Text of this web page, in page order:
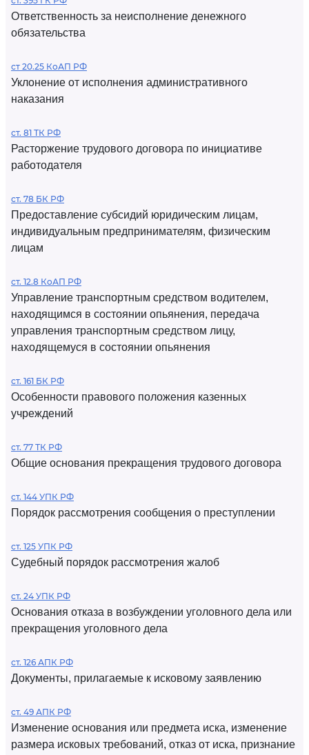
Ответственность за неисполнение денежного
обязательства
ст 20.25 КоАП РФ
Уклонение от исполнения административного
наказания
ст. 81 ТК РФ
Расторжение трудового договора по инициативе
работодателя
ст. 78 БК РФ
Предоставление субсидий юридическим лицам,
индивидуальным предпринимателям, физическим
лицам
ст. 12.8 КоАП РФ
Управление транспортным средством водителем,
находящимся в состоянии опьянения, передача
управления транспортным средством лицу,
находящемуся в состоянии опьянения
ст. 161 БК РФ
Особенности правового положения казенных
учреждений
ст. 77 ТК РФ
Общие основания прекращения трудового договора
ст. 144 УПК РФ
Порядок рассмотрения сообщения о преступлении
ст. 125 УПК РФ
Судебный порядок рассмотрения жалоб
ст. 24 УПК РФ
Основания отказа в возбуждении уголовного дела или
прекращения уголовного дела
ст. 126 АПК РФ
Документы, прилагаемые к исковому заявлению
ст. 49 АПК РФ
Изменение основания или предмета иска, изменение
размера исковых требований, отказ от иска, признание